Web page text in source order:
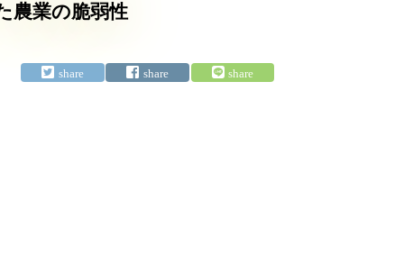
農業の脆弱性